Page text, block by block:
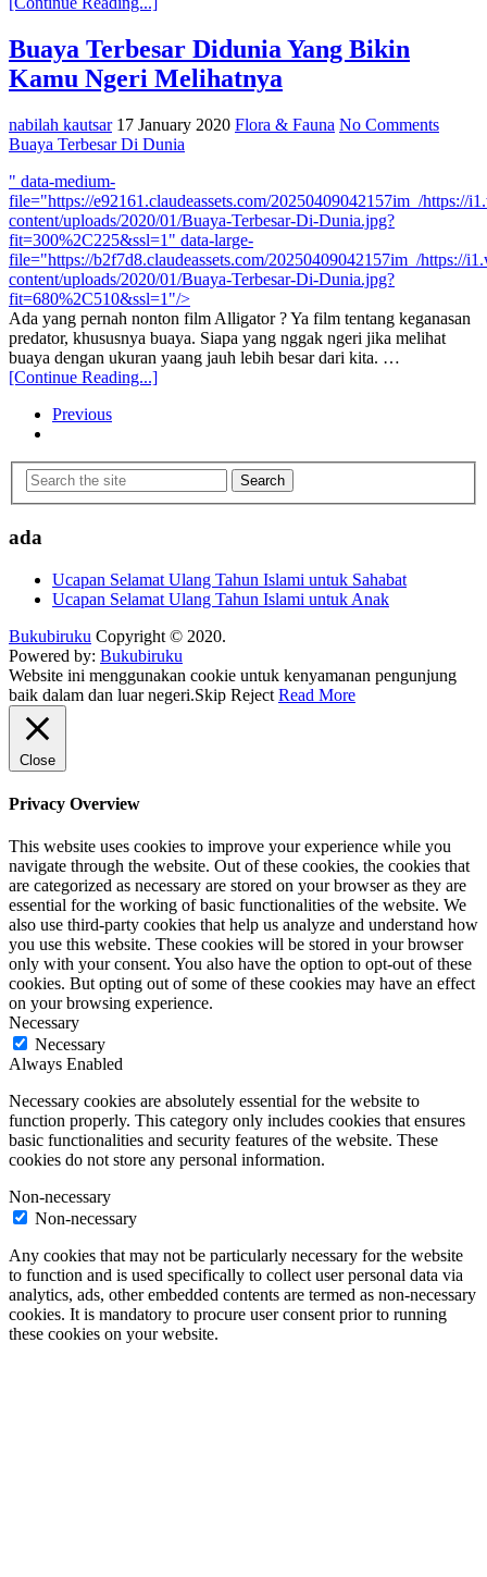
Buaya Terbesar Didunia Yang Bikin
Kamu Ngeri Melihatnya
nabilah kautsar 17 January 2020 Flora & Fauna No Comments
Buaya Terbesar Di Dunia
" data-medium-
file="https://e92161.claudeassets.com/20250409042157im_/https://
content/uploads/2020/01/Buaya-Terbesar-Di-Dunia.jpg?
fit=300%2C225&ssl=1" data-large-
file="https://b2f7d8.claudeassets.com/20250409042157im_/https://
content/uploads/2020/01/Buaya-Terbesar-Di-Dunia.jpg?
fit=680%2C510&ssl=1"/>
Ada yang pernah nonton film Alligator ? Ya film tentang keganasan
predator, khususnya buaya. Siapa yang nggak ngeri jika melihat
buaya dengan ukuran yaang jauh lebih besar dari kita. …
[Continue Reading...]
Previous
Search
ada
Ucapan Selamat Ulang Tahun Islami untuk Sahabat
Ucapan Selamat Ulang Tahun Islami untuk Anak
Bukubiruku Copyright © 2020.
Powered by: Bukubiruku
Website ini menggunakan cookie untuk kenyamanan pengunjung
baik dalam dan luar negeri.Skip Reject Read More
Close
Privacy Overview
This website uses cookies to improve your experience while you
navigate through the website. Out of these cookies, the cookies that
are categorized as necessary are stored on your browser as they are
essential for the working of basic functionalities of the website. We
also use third-party cookies that help us analyze and understand how
you use this website. These cookies will be stored in your browser
only with your consent. You also have the option to opt-out of these
cookies. But opting out of some of these cookies may have an effect
on your browsing experience.
Necessary
Necessary
Always Enabled
Necessary cookies are absolutely essential for the website to
function properly. This category only includes cookies that ensures
basic functionalities and security features of the website. These
cookies do not store any personal information.
Non-necessary
Non-necessary
Any cookies that may not be particularly necessary for the website
to function and is used specifically to collect user personal data via
analytics, ads, other embedded contents are termed as non-necessary
cookies. It is mandatory to procure user consent prior to running
these cookies on your website.